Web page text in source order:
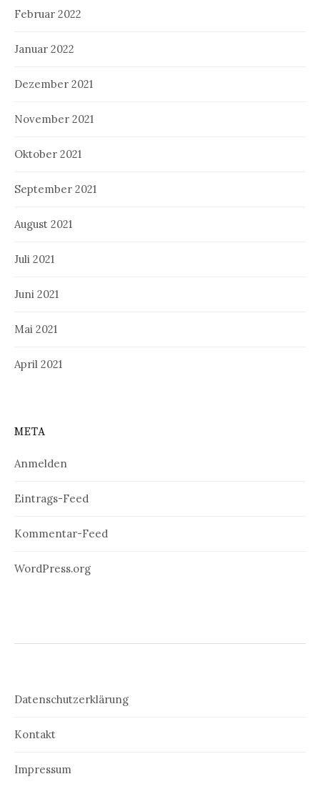
Februar 2022
Januar 2022
Dezember 2021
November 2021
Oktober 2021
September 2021
August 2021
Juli 2021
Juni 2021
Mai 2021
April 2021
META
Anmelden
Eintrags-Feed
Kommentar-Feed
WordPress.org
Datenschutzerklärung
Kontakt
Impressum